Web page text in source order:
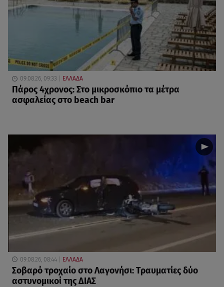
09.08.26, 09:33 ΕΛΛΑΔΑ
Πάρος 4χρονος: Στο μικροσκόπιο τα μέτρα
ασφαλείας στο beach bar
09.08.26, 08:44 ΕΛΛΑΔΑ
Σοβαρό τροχαίο στο Λαγονήσι: Τραυματίες δύο
αστυνομικοί της ΔΙΑΣ